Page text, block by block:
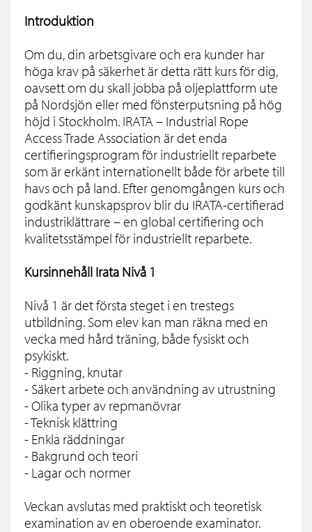
Introduktion
Om du, din arbetsgivare och era kunder har
höga krav på säkerhet är detta rätt kurs för dig,
oavsett om du skall jobba på oljeplattform ute
på Nordsjön eller med fönsterputsning på hög
höjd i Stockholm. IRATA – Industrial Rope
Access Trade Association är det enda
certifieringsprogram för industriellt reparbete
som är erkänt internationellt både för arbete till
havs och på land. Efter genomgången kurs och
godkänt kunskapsprov blir du IRATA-certifierad
industriklättrare – en global certifiering och
kvalitetsstämpel för industriellt reparbete.
Kursinnehåll Irata Nivå 1
Nivå 1 är det första steget i en trestegs
utbildning. Som elev kan man räkna med en
vecka med hård träning, både fysiskt och
psykiskt.
- Riggning, knutar
- Säkert arbete och användning av utrustning
- Olika typer av repmanövrar
- Teknisk klättring
- Enkla räddningar
- Bakgrund och teori
- Lagar och normer
Veckan avslutas med praktiskt och teoretisk
examination av en oberoende examinator.